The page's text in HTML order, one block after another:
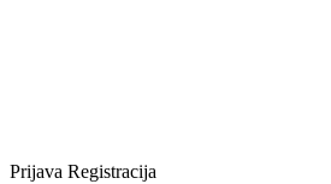
Prijava Registracija